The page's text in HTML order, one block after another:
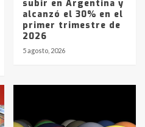
subir en Argentina y
alcanzó el 30% en el
primer trimestre de
2026
5 agosto, 2026